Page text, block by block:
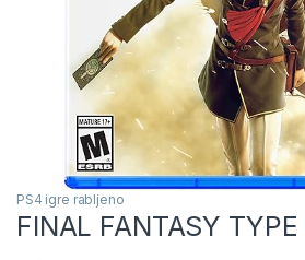
PS4 igre rabljeno
FINAL FANTASY